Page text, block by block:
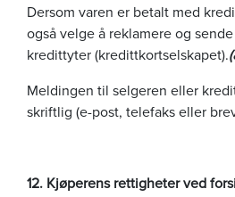
Dersom varen er betalt med
også velge å reklamere og
kredittyter (kredittkortselskapet).
Meldingen til selgeren eller
skriftlig (e-post, telefaks eller
12. Kjøperens rettigheter ved